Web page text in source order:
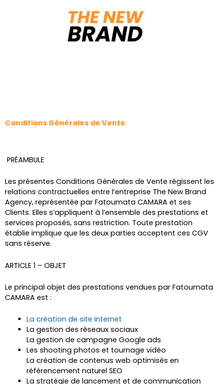
Conditions Générales de Vente
PRÉAMBULE
Les présentes Conditions Générales de Vente régissent les
relations contractuelles entre l’entreprise The New Brand
Agency, représentée par Fatoumata CAMARA et ses
Clients. Elles s’appliquent à l’ensemble des prestations et
services proposés, sans restriction. Toute prestation
établie implique que les deux parties acceptent ces CGV
sans réserve.
ARTICLE 1 – OBJET
Le principal objet des prestations vendues par Fatoumata
CAMARA est :
La création de site internet
La gestion des réseaux sociaux
La gestion de campagne Google ads
Les shooting photos et tournage vidéo
La création de contenus web optimisés en
référencement naturel SEO
La stratégie de lancement et de communication